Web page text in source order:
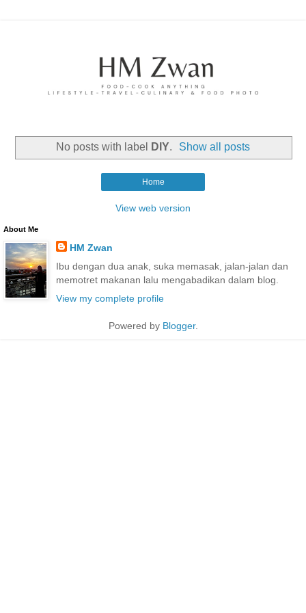
No posts with label DIY. Show all posts
Home
View web version
About Me
HM Zwan
Ibu dengan dua anak, suka memasak, jalan-jalan dan
memotret makanan lalu mengabadikan dalam blog.
View my complete profile
Powered by Blogger.